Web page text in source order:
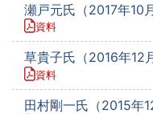
瀬戸元氏（2017年10
資料
草貴子氏（2016年12
資料
田村剛一氏（2015年